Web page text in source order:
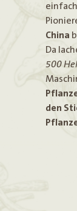
China
Da
500
den